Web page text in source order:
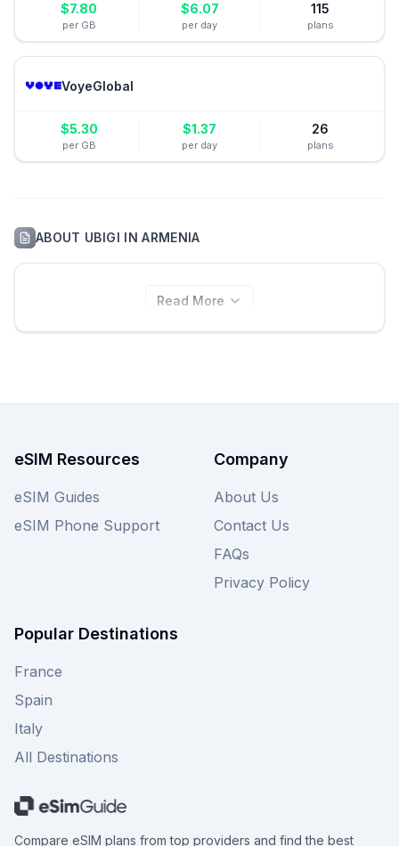
$7.80
per GB
$6.07
per day
115
plans
VoyeGlobal
$5.30
per GB
$1.37
per day
26
plans
ABOUT UBIGI INARMENIA
Read More
eSIM Resources
eSIM Guides
eSIM Phone Support
Company
About Us
Contact Us
FAQs
Privacy Policy
Popular Destinations
France
Spain
Italy
All Destinations
Compare eSIM plans from top providers and find the best